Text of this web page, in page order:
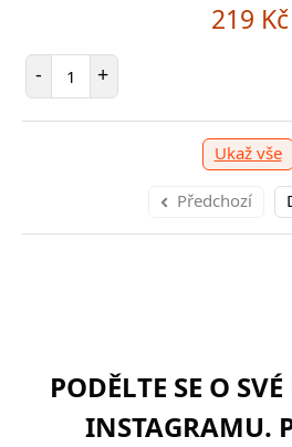
219 Kč
- Počet položek
+
Ukaž vše
Předchozí
PODĚLTE SE O
INSTAGRAMU.